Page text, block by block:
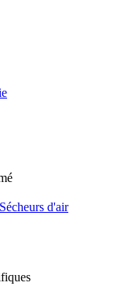
Sécheurs d'air